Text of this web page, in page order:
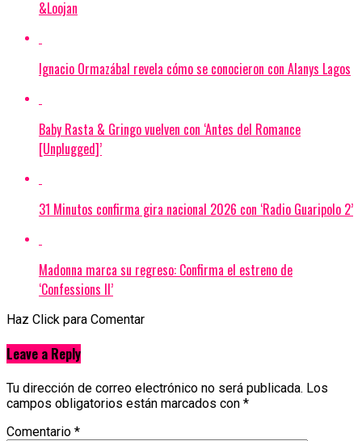
&Loojan
Ignacio Ormazábal revela cómo se conocieron con Alanys Lagos
Baby Rasta & Gringo vuelven con ‘Antes del Romance
[Unplugged]’
31 Minutos confirma gira nacional 2026 con ‘Radio Guaripolo 2’
Madonna marca su regreso: Confirma el estreno de
‘Confessions II’
Haz Click para Comentar
Leave a Reply
Tu dirección de correo electrónico no será publicada. Los
campos obligatorios están marcados con *
Comentario *